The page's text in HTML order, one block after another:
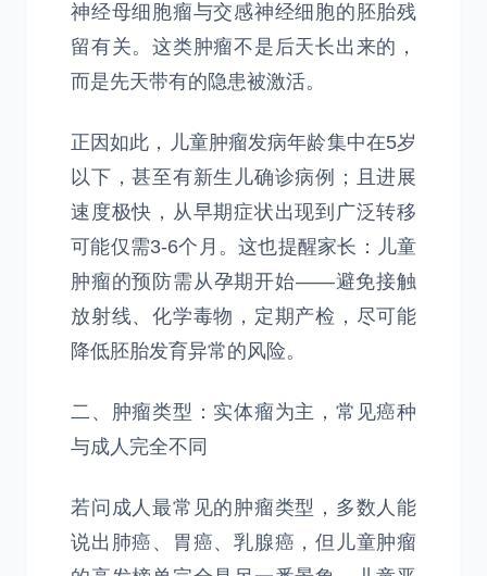
神经母细胞瘤与交感神经细胞的胚胎残
留有关。这类肿瘤不是后天长出来的，
而是先天带有的隐患被激活。
正因如此，儿童肿瘤发病年龄集中在5岁
以下，甚至有新生儿确诊病例；且进展
速度极快，从早期症状出现到广泛转移
可能仅需3-6个月。这也提醒家长：儿童
肿瘤的预防需从孕期开始——避免接触
放射线、化学毒物，定期产检，尽可能
降低胚胎发育异常的风险。
二、肿瘤类型：实体瘤为主，常见癌种
与成人完全不同
若问成人最常见的肿瘤类型，多数人能
说出肺癌、胃癌、乳腺癌，但儿童肿瘤